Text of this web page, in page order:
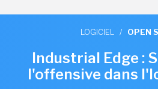
LOGICIEL / OPEN
Industrial Edge :
l'offensive dans